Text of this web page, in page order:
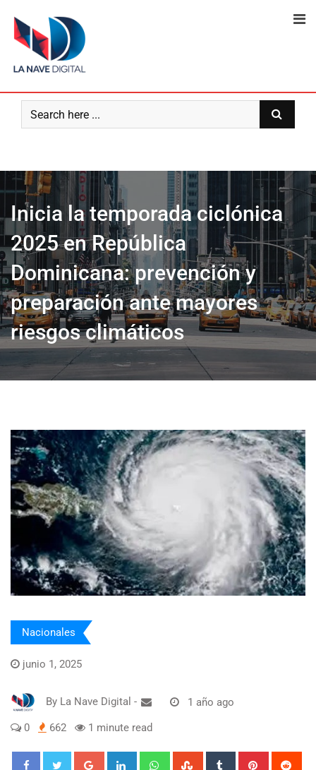
content
Inicia la temporada ciclónica
2025 en República
Dominicana: prevención y
preparación ante mayores
riesgos climáticos
Nacionales
junio 1, 2025
By La Nave Digital - 1 año ago
0 662 1 minute read
Google+ LinkedIn WhatsappStumbleUpon
Tumblr Pinterest